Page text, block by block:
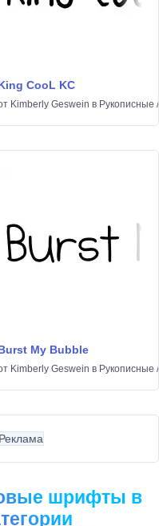
CooL KC
Kimberly Geswein в Рукописные
My Bubble
Kimberly Geswein в Рукописные
Реклама
шрифты в